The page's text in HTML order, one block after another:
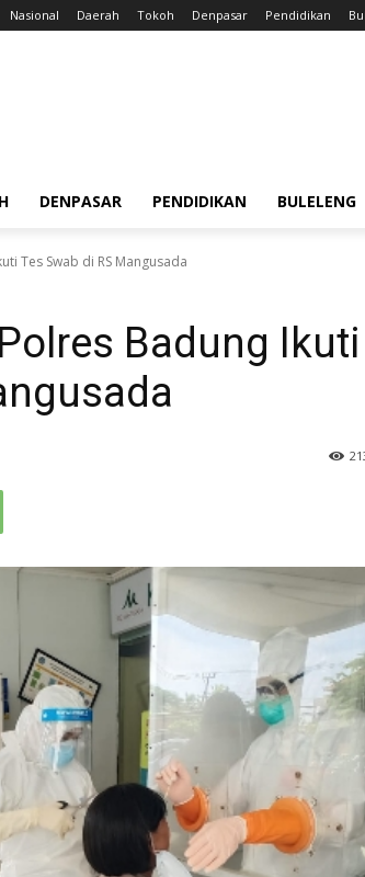
Nasional Daerah Tokoh Denpasar Pendidikan
DENPASAR PENDIDIKAN BULELENG
Tes Swab di RS Mangusada
Badung Ikuti